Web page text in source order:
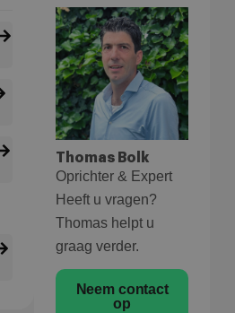
Thomas Bolk
Oprichter & Expert
Heeft u vragen?
Thomas helpt u
graag verder.
Neem contact
op